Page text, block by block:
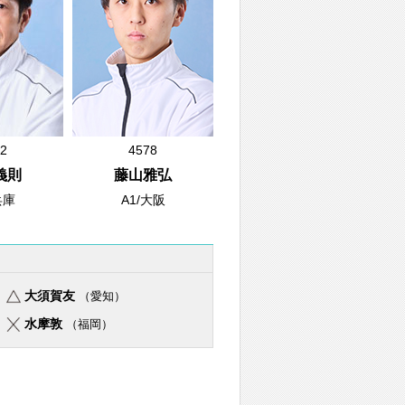
則
4578
藤山雅弘
A1/大阪
大須賀友 （愛知）
水摩敦 （福岡）